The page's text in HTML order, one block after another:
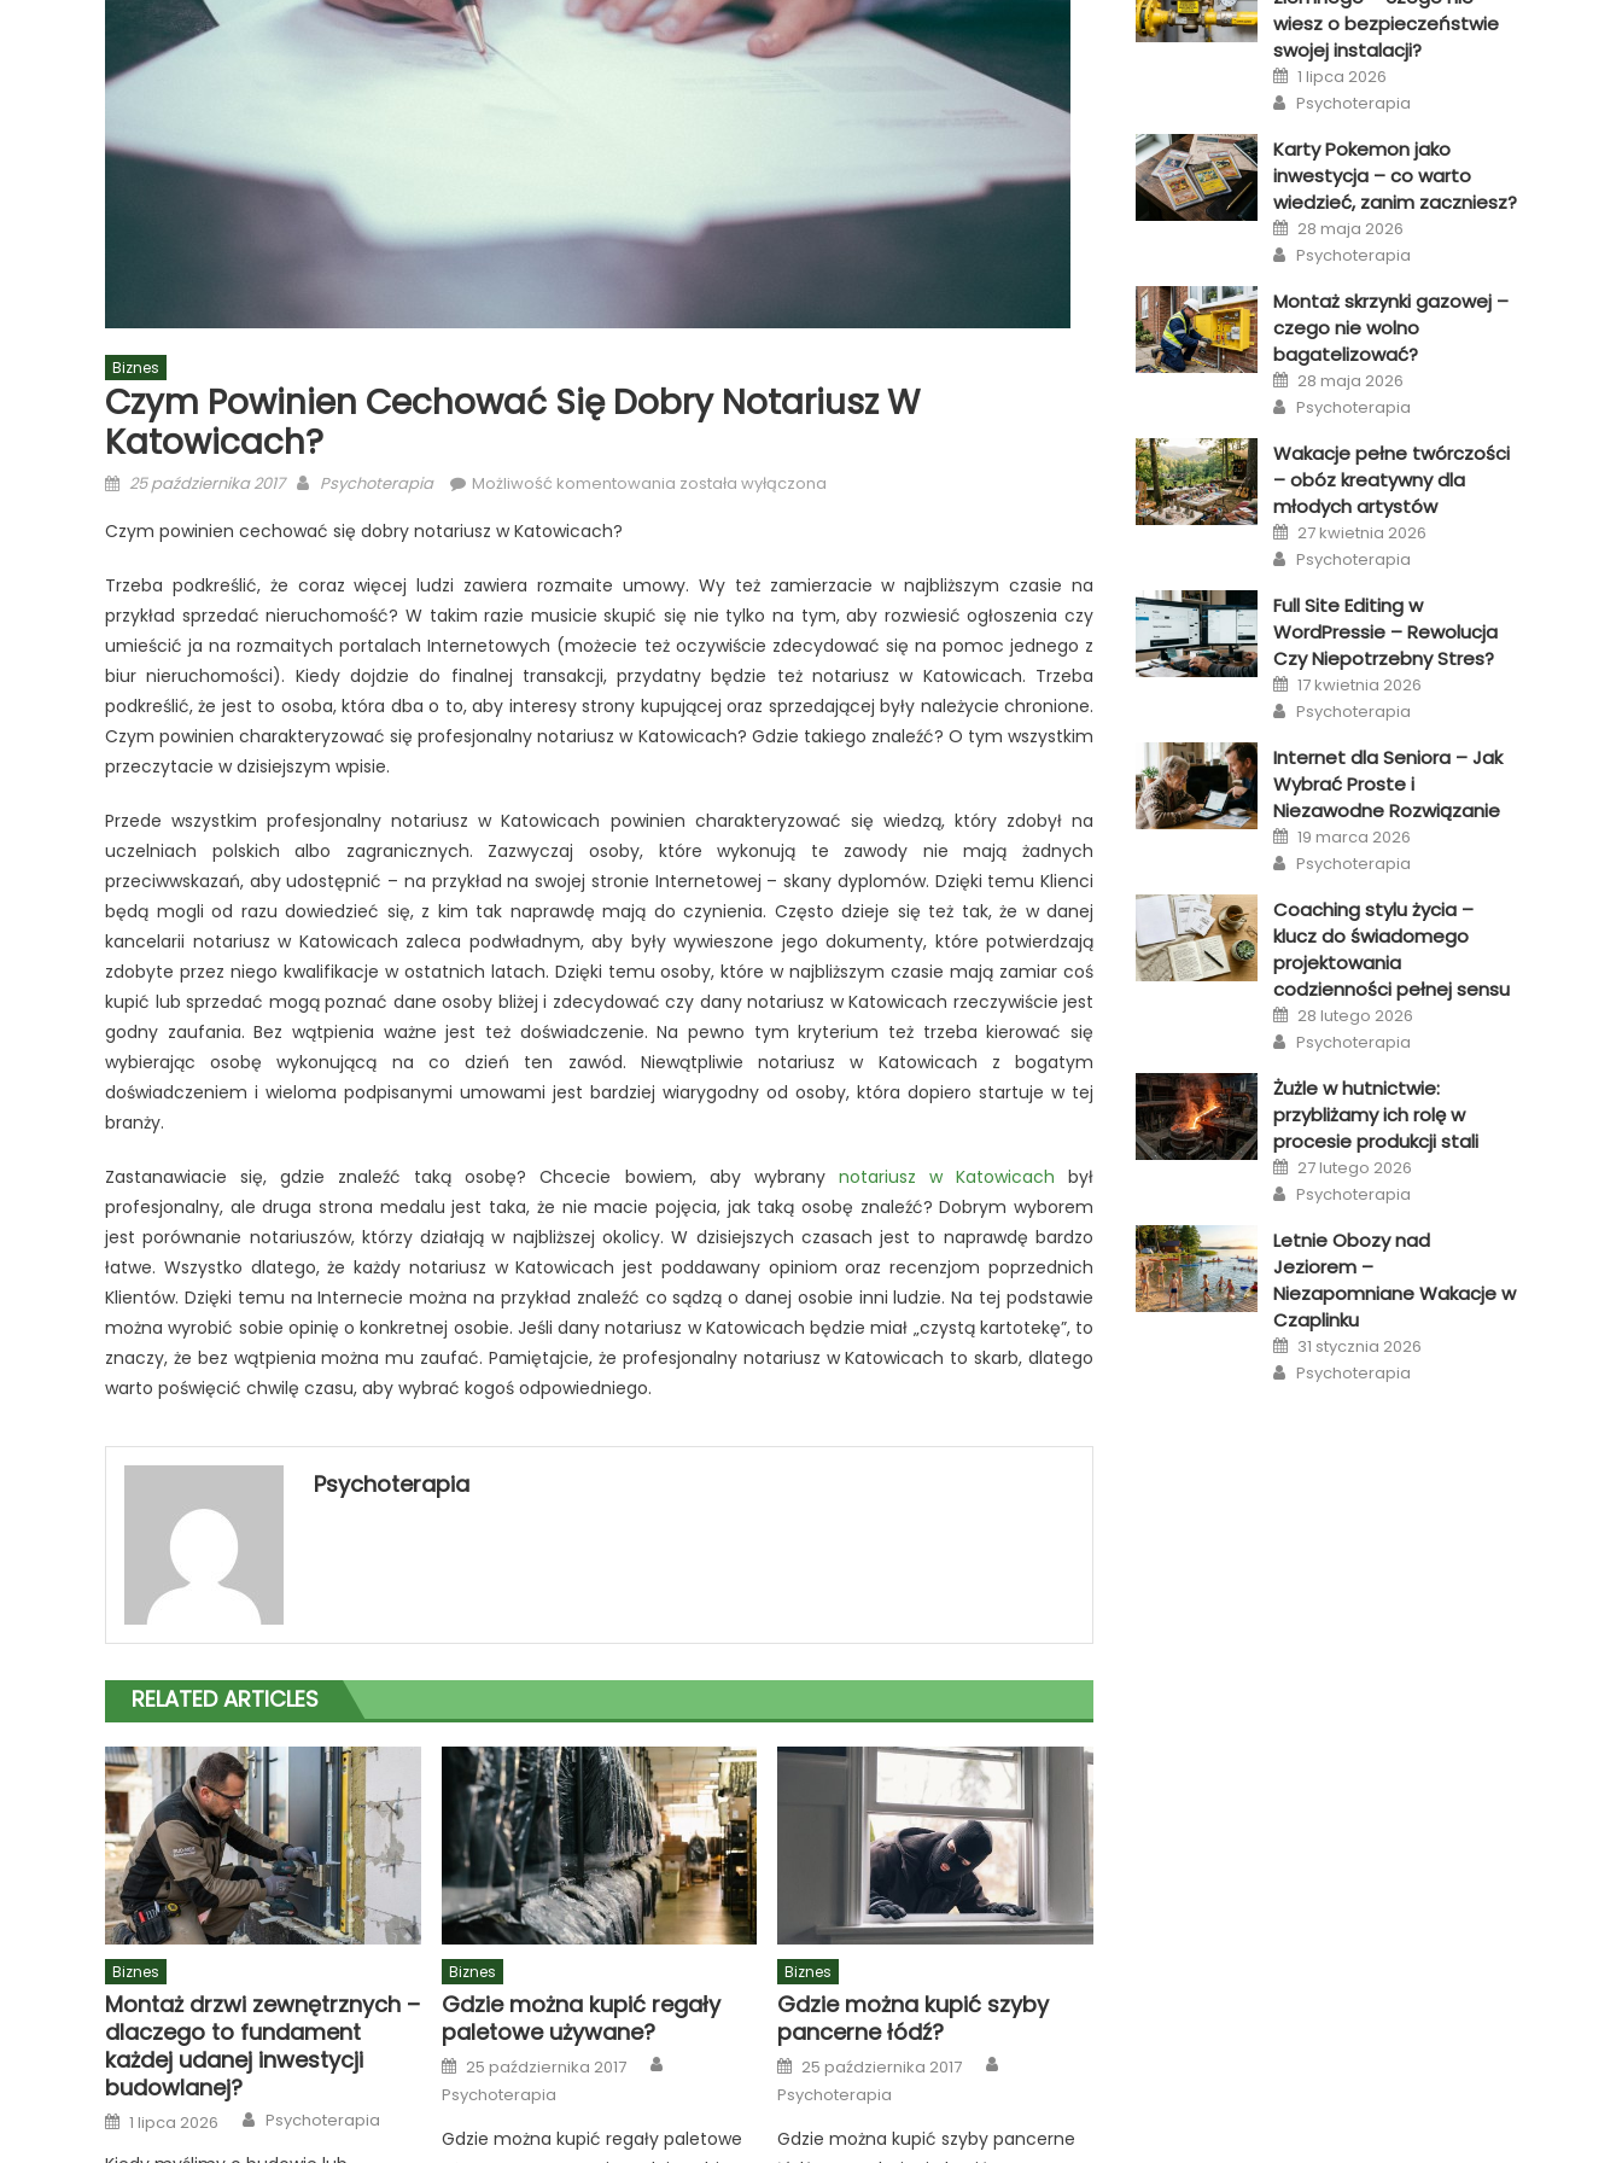
Biznes
Czym Powinien Cechować Się Dobry Notariusz W
Katowicach?
Posted
25 października 2017 Author
Psychoterapia Możliwość komentowania Czym
dobry
notariusz
w
Katowicach?
została wyłączona
Czym powinien cechować się dobry notariusz w Katowicach?
Trzeba podkreślić, że coraz więcej ludzi zawiera rozmaite umowy. Wy też zamierzacie w najbliższym czasie na
przykład sprzedać nieruchomość? W takim razie musicie skupić się nie tylko na tym, aby rozwiesić ogłoszenia czy
umieścić ja na rozmaitych portalach Internetowych (możecie też oczywiście zdecydować się na pomoc jednego z
biur nieruchomości). Kiedy dojdzie do finalnej transakcji, przydatny będzie też notariusz w Katowicach. Trzeba
podkreślić, że jest to osoba, która dba o to, aby interesy strony kupującej oraz sprzedającej były należycie chronione.
Czym powinien charakteryzować się profesjonalny notariusz w Katowicach? Gdzie takiego znaleźć? O tym wszystkim
przeczytacie w dzisiejszym wpisie.
Przede wszystkim profesjonalny notariusz w Katowicach powinien charakteryzować się wiedzą, który zdobył na
uczelniach polskich albo zagranicznych. Zazwyczaj osoby, które wykonują te zawody nie mają żadnych
przeciwwskazań, aby udostępnić – na przykład na swojej stronie Internetowej – skany dyplomów. Dzięki temu Klienci
będą mogli od razu dowiedzieć się, z kim tak naprawdę mają do czynienia. Często dzieje się też tak, że w danej
kancelarii notariusz w Katowicach zaleca podwładnym, aby były wywieszone jego dokumenty, które potwierdzają
zdobyte przez niego kwalifikacje w ostatnich latach. Dzięki temu osoby, które w najbliższym czasie mają zamiar coś
kupić lub sprzedać mogą poznać dane osoby bliżej i zdecydować czy dany notariusz w Katowicach rzeczywiście jest
godny zaufania. Bez wątpienia ważne jest też doświadczenie. Na pewno tym kryterium też trzeba kierować się
wybierając osobę wykonującą na co dzień ten zawód. Niewątpliwie notariusz w Katowicach z bogatym
doświadczeniem i wieloma podpisanymi umowami jest bardziej wiarygodny od osoby, która dopiero startuje w tej
branży.
Zastanawiacie się, gdzie znaleźć taką osobę? Chcecie bowiem, aby wybrany notariusz w Katowicach był
profesjonalny, ale druga strona medalu jest taka, że nie macie pojęcia, jak taką osobę znaleźć? Dobrym wyborem
jest porównanie notariuszów, którzy działają w najbliższej okolicy. W dzisiejszych czasach jest to naprawdę bardzo
łatwe. Wszystko dlatego, że każdy notariusz w Katowicach jest poddawany opiniom oraz recenzjom poprzednich
Klientów. Dzięki temu na Internecie można na przykład znaleźć co sądzą o danej osobie inni ludzie. Na tej podstawie
można wyrobić sobie opinię o konkretnej osobie. Jeśli dany notariusz w Katowicach będzie miał „czystą kartotekę”, to
znaczy, że bez wątpienia można mu zaufać. Pamiętajcie, że profesjonalny notariusz w Katowicach to skarb, dlatego
warto poświęcić chwilę czasu, aby wybrać kogoś odpowiedniego.
Psychoterapia
RELATED ARTICLES
Biznes
Montaż drzwi zewnętrznych –
dlaczego to fundament
każdej udanej inwestycji
budowlanej?
Posted
on
1 lipca 2026 Author
Psychoterapia
Biznes
Gdzie można kupić regały
paletowe używane?
Posted
on
25 października 2017
Psychoterapia
Gdzie można kupić regały paletowe
Biznes
Gdzie można kupić szyby
pancerne łódź?
Posted
on
25 października 2017
Psychoterapia
Gdzie można kupić szyby pancerne
wiesz o bezpieczeństwie
swojej instalacji?
Posted
on
1 lipca 2026
Author
Psychoterapia
Karty Pokemon jako
inwestycja – co warto
wiedzieć, zanim zaczniesz?
Posted
on
28 maja 2026
Author
Psychoterapia
Montaż skrzynki gazowej –
czego nie wolno
bagatelizować?
Posted
on
28 maja 2026
Author
Psychoterapia
Wakacje pełne twórczości
– obóz kreatywny dla
młodych artystów
Posted
on
27 kwietnia 2026
Author
Psychoterapia
Full Site Editing w
WordPressie – Rewolucja
Czy Niepotrzebny Stres?
Posted
on
17 kwietnia 2026
Author
Psychoterapia
Internet dla Seniora – Jak
Wybrać Proste i
Niezawodne Rozwiązanie
Posted
on
19 marca 2026
Author
Psychoterapia
Coaching stylu życia –
klucz do świadomego
projektowania
codzienności pełnej sensu
Posted
on
28 lutego 2026
Author
Psychoterapia
Żużle w hutnictwie:
przybliżamy ich rolę w
procesie produkcji stali
Posted
on
27 lutego 2026
Author
Psychoterapia
Letnie Obozy nad
Jeziorem –
Niezapomniane Wakacje w
Czaplinku
Posted
on
31 stycznia 2026
Author
Psychoterapia